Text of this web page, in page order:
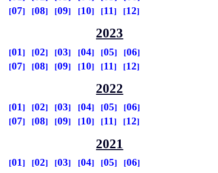
07
08 09 10 11 12
2023
01 02 03 04 05
06
07
08 09 10 11 12
2022
01 02 03 04 05
06
07
08 09 10 11 12
2021
01 02 03 04 05
06